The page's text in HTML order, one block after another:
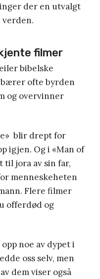
der en utvalgt
verden.
filmer
bibelske
ofte byrden
og overvinner
blir drept for
igjen. Og i «Man of
til jora av sin far,
menneskeheten
Flere filmer
offerdød og
noe av dypet i
oss selv, men
dem viser også